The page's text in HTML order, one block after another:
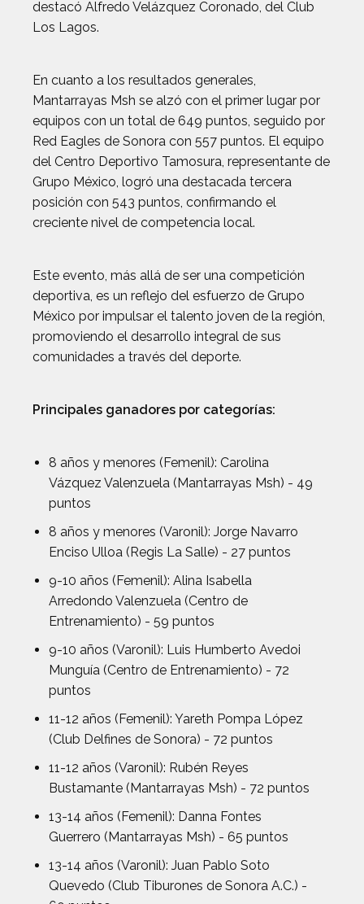
destacó Alfredo Velázquez Coronado, del Club
Los Lagos.
En cuanto a los resultados generales,
Mantarrayas Msh se alzó con el primer lugar por
equipos con un total de 649 puntos, seguido por
Red Eagles de Sonora con 557 puntos. El equipo
del Centro Deportivo Tamosura, representante de
Grupo México, logró una destacada tercera
posición con 543 puntos, confirmando el
creciente nivel de competencia local.
Este evento, más allá de ser una competición
deportiva, es un reflejo del esfuerzo de Grupo
México por impulsar el talento joven de la región,
promoviendo el desarrollo integral de sus
comunidades a través del deporte.
Principales ganadores por categorías:
8 años y menores (Femenil): Carolina
Vázquez Valenzuela (Mantarrayas Msh) - 49
puntos
8 años y menores (Varonil): Jorge Navarro
Enciso Ulloa (Regis La Salle) - 27 puntos
9-10 años (Femenil): Alina Isabella
Arredondo Valenzuela (Centro de
Entrenamiento) - 59 puntos
9-10 años (Varonil): Luis Humberto Avedoi
Munguía (Centro de Entrenamiento) - 72
puntos
11-12 años (Femenil): Yareth Pompa López
(Club Delfines de Sonora) - 72 puntos
11-12 años (Varonil): Rubén Reyes
Bustamante (Mantarrayas Msh) - 72 puntos
13-14 años (Femenil): Danna Fontes
Guerrero (Mantarrayas Msh) - 65 puntos
13-14 años (Varonil): Juan Pablo Soto
Quevedo (Club Tiburones de Sonora A.C.) -